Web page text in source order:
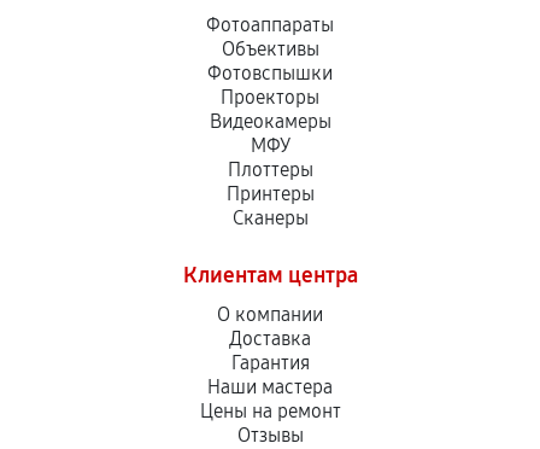
Фотоаппараты
Объективы
Фотовспышки
Проекторы
Видеокамеры
МФУ
Плоттеры
Принтеры
Сканеры
Клиентам центра
О компании
Доставка
Гарантия
Наши мастера
Цены на ремонт
Отзывы